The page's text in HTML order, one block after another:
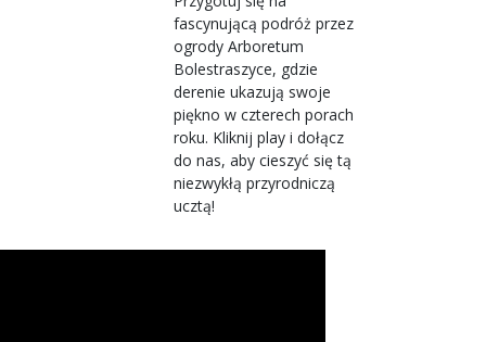
fascynującą podróż przez
ogrody Arboretum
Bolestraszyce, gdzie
derenie ukazują swoje
piękno w czterech porach
roku. Kliknij play i dołącz
do nas, aby cieszyć się tą
niezwykłą przyrodniczą
ucztą!